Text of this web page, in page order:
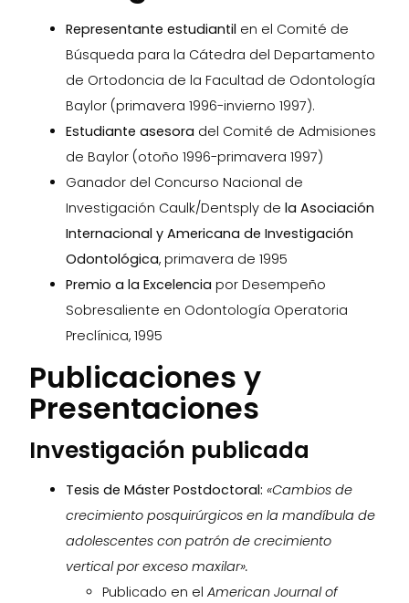
Representante estudiantil en el Comité de
Búsqueda para la Cátedra del Departamento
de Ortodoncia de la Facultad de Odontología
Baylor (primavera 1996-invierno 1997).
Estudiante asesora del Comité de Admisiones
de Baylor (otoño 1996-primavera 1997)
Ganador del Concurso Nacional de
Investigación Caulk/Dentsply de la Asociación
Internacional y Americana de Investigación
Odontológica, primavera de 1995
Premio a la Excelencia por Desempeño
Sobresaliente en Odontología Operatoria
Preclínica, 1995
Publicaciones y
Presentaciones
Investigación publicada
Tesis de Máster Postdoctoral: «Cambios de
crecimiento posquirúrgicos en la mandíbula de
adolescentes con patrón de crecimiento
vertical por exceso maxilar».
Publicado en el American Journal of